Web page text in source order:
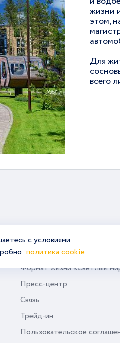
с условиями
политика cookie
жизни
этом,
Для
всего
Формат жизни «Светлый
Пресс-центр
Связь
Трейд-ин
Пользовательское